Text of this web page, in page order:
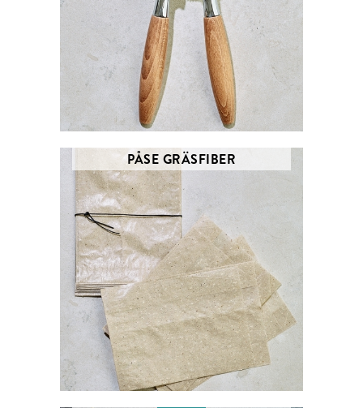
PÅSE GRÄSFIBER